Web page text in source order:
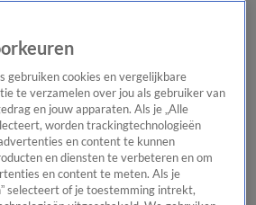
Regionieuws Het beste van Hart
Tip de
gebruiken cookies en vergelijkbare
te verzamelen over jou als gebruiker van
en jouw apparaten. Als je „Alle
worden trackingtechnologieën
en content te kunnen
en diensten te verbeteren en om
en content te meten. Als je
selecteert of je toestemming intrekt,